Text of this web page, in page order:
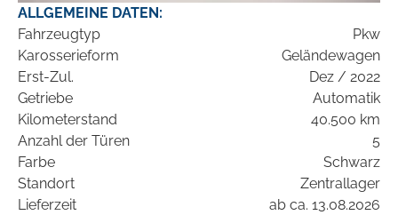
ALLGEMEINE DATEN:
Fahrzeugtyp
Pkw
Karosserieform
Geländewagen
Erst-Zul.
Dez / 2022
Getriebe
Automatik
Kilometerstand
40.500 km
Anzahl der Türen
5
Farbe
Schwarz
Standort
Zentrallager
Lieferzeit
ab ca. 13.08.2026